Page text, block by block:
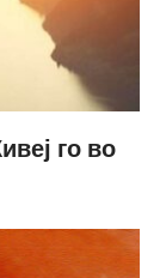
го во